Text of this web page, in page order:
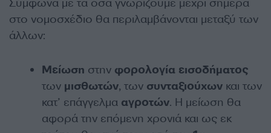
Σύμφωνα με τα όσα γνωρίζουμε μέχρι σήμερα
στο νομοσχέδιο θα περιλαμβάνονται μεταξύ των
άλλων:
Μείωση στην φορολογία εισοδήματος
των μισθωτών, των συνταξιούχων και των
κατ’ επάγγελμα αγροτών. Η μείωση θα
αφορά την επόμενη χρονιά και ως εκ